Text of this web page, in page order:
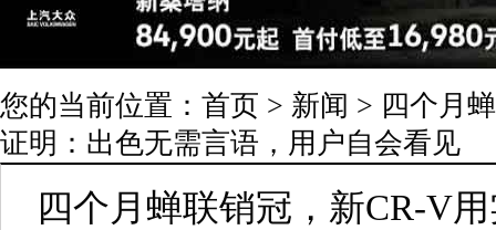
您的当前位置： 首页 > 新闻 > 四个月
证明：出色无需言语，用户自会看见
四个月蝉联销冠，新CR-V